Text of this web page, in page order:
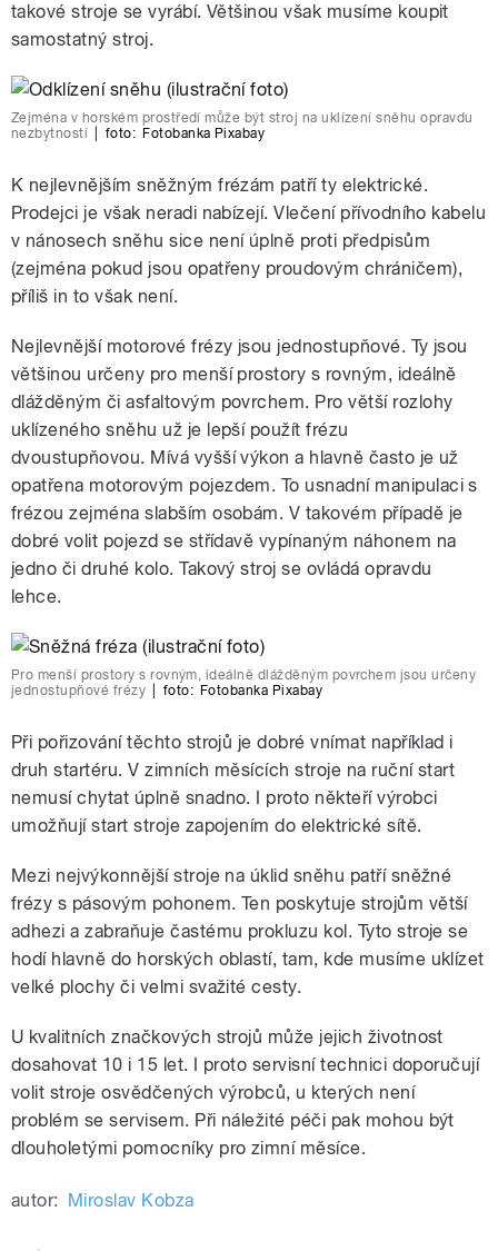
takové stroje se vyrábí. Většinou však musíme koupit
samostatný stroj.
Zejména v horském prostředí může být stroj na uklízení sněhu opravdu
nezbytností
foto: Fotobanka Pixabay
K nejlevnějším sněžným frézám patří ty elektrické.
Prodejci je však neradi nabízejí. Vlečení přívodního kabelu
v nánosech sněhu sice není úplně proti předpisům
(zejména pokud jsou opatřeny proudovým chráničem),
příliš in to však není.
Nejlevnější motorové frézy jsou jednostupňové. Ty jsou
většinou určeny pro menší prostory s rovným, ideálně
dlážděným či asfaltovým povrchem. Pro větší rozlohy
uklízeného sněhu už je lepší použít frézu
dvoustupňovou. Mívá vyšší výkon a hlavně často je už
opatřena motorovým pojezdem. To usnadní manipulaci s
frézou zejména slabším osobám. V takovém případě je
dobré volit pojezd se střídavě vypínaným náhonem na
jedno či druhé kolo. Takový stroj se ovládá opravdu
lehce.
Pro menší prostory s rovným, ideálně dlážděným povrchem jsou určeny
jednostupňové frézy
foto: Fotobanka Pixabay
Při pořizování těchto strojů je dobré vnímat například i
druh startéru. V zimních měsících stroje na ruční start
nemusí chytat úplně snadno. I proto někteří výrobci
umožňují start stroje zapojením do elektrické sítě.
Mezi nejvýkonnější stroje na úklid sněhu patří sněžné
frézy s pásovým pohonem. Ten poskytuje strojům větší
adhezi a zabraňuje častému prokluzu kol. Tyto stroje se
hodí hlavně do horských oblastí, tam, kde musíme uklízet
velké plochy či velmi svažité cesty.
U kvalitních značkových strojů může jejich životnost
dosahovat 10 i 15 let. I proto servisní technici doporučují
volit stroje osvědčených výrobců, u kterých není
problém se servisem. Při náležité péči pak mohou být
dlouholetými pomocníky pro zimní měsíce.
autor: Miroslav Kobza